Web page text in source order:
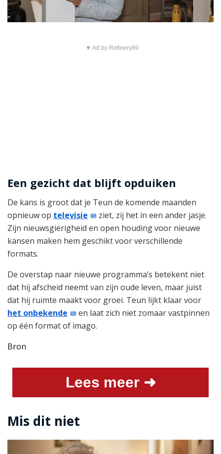
▼ Ad by Refinery89
Een gezicht dat blijft opduiken
De kans is groot dat je Teun de komende maanden
opnieuw op televisie
ziet, zij het in een ander jasje.
Zijn nieuwsgierigheid en open houding voor nieuwe
kansen maken hem geschikt voor verschillende
formats.
De overstap naar nieuwe programma’s betekent niet
dat hij afscheid neemt van zijn oude leven, maar juist
dat hij ruimte maakt voor groei. Teun lijkt klaar voor
het onbekende
en laat zich niet zomaar vastpinnen
op één format of imago.
Bron
Lees meer ➜
Mis dit niet